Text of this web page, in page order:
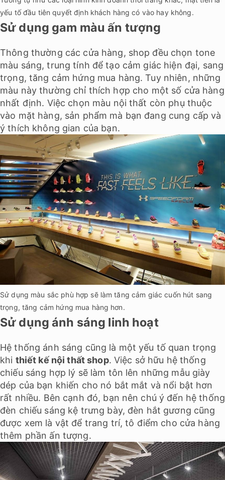
yếu tố đầu tiên quyết định khách hàng có vào hay không.
Sử dụng gam màu ấn tượng
Thông thường các cửa hàng, shop đều chọn tone
màu sáng, trung tính để tạo cảm giác hiện đại, sang
trọng, tăng cảm hứng mua hàng. Tuy nhiên, những
màu này thường chỉ thích hợp cho một số cửa hàng
nhất định. Việc chọn màu nội thất còn phụ thuộc
vào mặt hàng, sản phẩm mà bạn đang cung cấp và
ý thích không gian của bạn.
Sử dụng màu sắc phù hợp sẽ làm tăng cảm giác cuốn hút sang
trọng, tăng cảm hứng mua hàng hơn.
Sử dụng ánh sáng linh hoạt
Hệ thống ánh sáng cũng là một yếu tố quan trọng
khi thiết kế nội thất shop. Việc sở hữu hệ thống
chiếu sáng hợp lý sẽ làm tôn lên những mẫu giày
dép của bạn khiến cho nó bắt mắt và nổi bật hơn
rất nhiều. Bên cạnh đó, bạn nên chú ý đến hệ thống
đèn chiếu sáng kệ trưng bày, đèn hắt gương cũng
được xem là vật để trang trí, tô điểm cho cửa hàng
thêm phần ấn tượng.